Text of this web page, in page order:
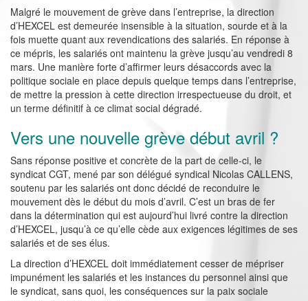
Malgré le mouvement de grève dans l’entreprise, la direction
d’HEXCEL est demeurée insensible à la situation, sourde et à la
fois muette quant aux revendications des salariés. En réponse à
ce mépris, les salariés ont maintenu la grève jusqu’au vendredi 8
mars. Une manière forte d’affirmer leurs désaccords avec la
politique sociale en place depuis quelque temps dans l’entreprise,
de mettre la pression à cette direction irrespectueuse du droit, et
un terme définitif à ce climat social dégradé.
Vers une nouvelle grève début avril ?
Sans réponse positive et concrète de la part de celle-ci, le
syndicat CGT, mené par son délégué syndical Nicolas CALLENS,
soutenu par les salariés ont donc décidé de reconduire le
mouvement dès le début du mois d’avril. C’est un bras de fer
dans la détermination qui est aujourd’hui livré contre la direction
d’HEXCEL, jusqu’à ce qu’elle cède aux exigences légitimes de ses
salariés et de ses élus.
La direction d’HEXCEL doit immédiatement cesser de mépriser
impunément les salariés et les instances du personnel ainsi que
le syndicat, sans quoi, les conséquences sur la paix sociale